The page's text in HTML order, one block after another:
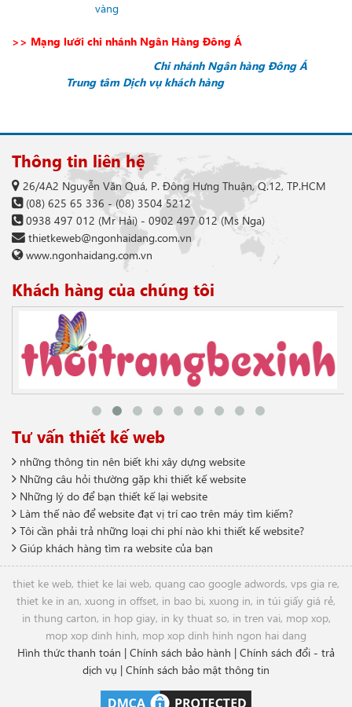
vàng
>> Mạng lưới chi nhánh Ngân Hàng Đông Á
Chi nhánh Ngân hàng Đông Á
Trung tâm Dịch vụ khách hàng
Thông tin liên hệ
26/4A2 Nguyễn Văn Quá, P. Đông Hưng Thuận, Q.12, TP.HCM
(08) 625 65 336 -(08) 3504 5212
0938 497 012 (Mr Hải) - 0902 497 012(Ms Nga)
thietkeweb@ngonhaidang.com.vn
www.ngonhaidang.com.vn
Khách hàng của chúng tôi
Tư vấn thiết kế web
những thông tin nên biết khi xây dựng website
Những câu hỏi thường gặp khi thiết kế website
Những lý do để bạn thiết kế lại website
Làm thế nào để website đạt vị trí cao trên máy tìm kiếm?
Tôi cần phải trả những loại chi phí nào khi thiết kế website?
Giúp khách hàng tìm ra website của bạn
thiet ke web, thiet ke lai web, quang cao google adwords, vps gia re,
thiet ke in an, xuong in offset, in bao bi, xuong in, in túi giấy giá rẻ,
in thung carton, in hop giay, in ky thuat so, in tren vai, mop xop,
mop xop dinh hinh, mop xop dinh hinh ngon hai dang
Hình thức thanh toán | Chính sách bảo hành | Chính sách đổi - trả
dịch vụ | Chính sách bảo mật thông tin